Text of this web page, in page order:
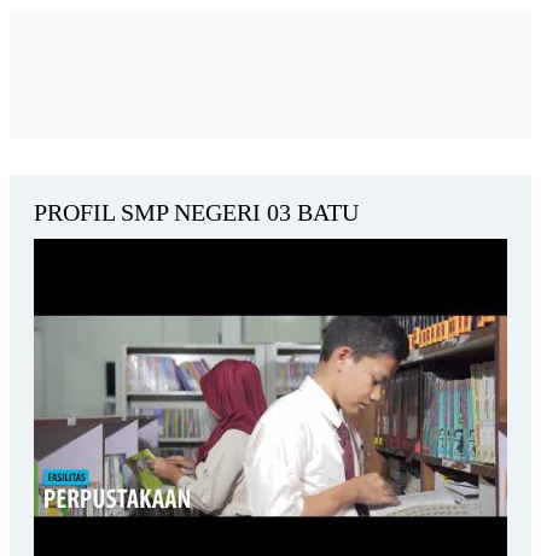
PROFIL SMP NEGERI 03 BATU